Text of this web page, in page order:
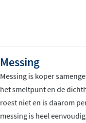
Messing
Messing is koper
het smeltpunt en de
roest niet en is daarom
messing is heel